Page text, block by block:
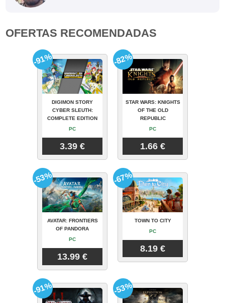
OFERTAS RECOMENDADAS
DIGIMON STORY
CYBER SLEUTH:
COMPLETE EDITION
PC
3.39 €
-91%
STAR WARS: KNIGHTS
OF THE OLD
REPUBLIC
PC
1.66 €
-82%
AVATAR: FRONTIERS
OF PANDORA
PC
13.99 €
-53%
TOWN TO CITY
PC
8.19 €
-67%
-91% -53%